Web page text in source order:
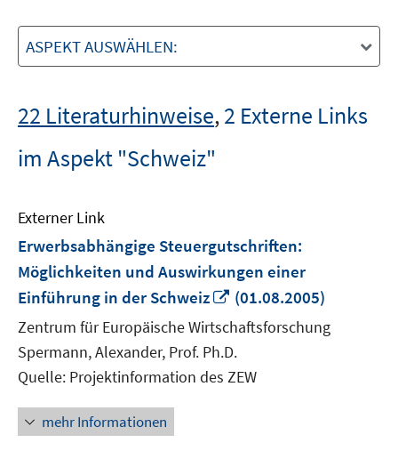
ASPEKT AUSWÄHLEN:
22 Literaturhinweise,2 Externe Links
im Aspekt "Schweiz"
Externer Link
Erwerbsabhängige Steuergutschriften:
Möglichkeiten und Auswirkungen einer
Einführung in der Schweiz
In
neuem
Fenster
öffnen
(01.08.2005)
Zentrum für Europäische Wirtschaftsforschung
Spermann, Alexander, Prof. Ph.D.
Quelle: Projektinformation des ZEW
mehr Informationen